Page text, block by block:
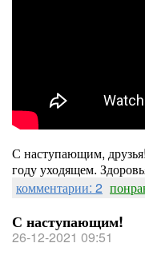
С наступающим,
году уходящем.
комментарии: 2
С наступающим!
26-12-2021 09:51